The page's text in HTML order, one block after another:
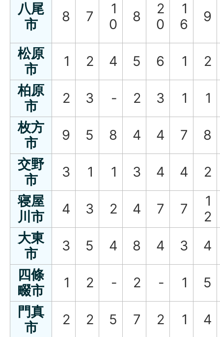
八尾
市
8 7
1
0
8
2
0
1
6
9
松原
市
1 2 4 5 6 1
2
柏原
市
2 3 - 2 3 1
1
枚方
市
9 5 8 4 4 7
8
交野
市
3 1 1 3 4 4
2
寝屋
川市
4 3 2 4 7 7
1
2
大東
市
3 5 4 8 4 3
4
四條
畷市
1 2 - 2 - 1
5
門真
市
2 2 5 7 2 1 4